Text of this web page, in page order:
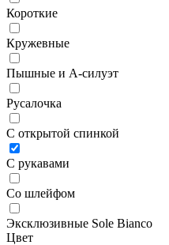
Короткие
Кружевные
Пышные и А-силуэт
Русалочка
С открытой спинкой
С рукавами
Со шлейфом
Эксклюзивные Sole Bianco
Цвет